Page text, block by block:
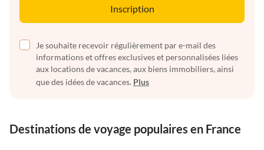
Inscription
Je souhaite recevoir régulièrement par e-mail des
informations et offres exclusives et personnalisées liées
aux locations de vacances, aux biens immobiliers, ainsi
que des idées de vacances. Plus
Destinations de voyage populaires en France